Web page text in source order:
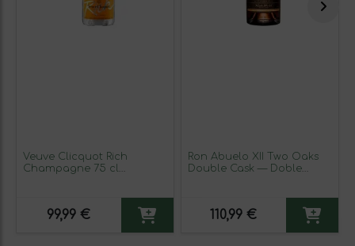
Veuve Clicquot Rich
Champagne 75 cl
99,99 €
Ron Abuelo XII Two Oaks
Double Cask — Doble
110,99 €